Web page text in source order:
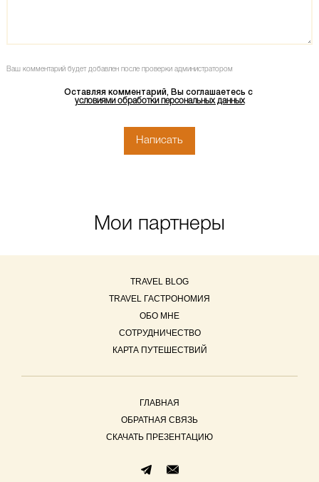
Ваш комментарий будет добавлен после проверки администратором
Оставляя комментарий, Вы соглашаетесь с
условиями обработки персональных данных
Мои партнеры
TRAVEL BLOG
TRAVEL ГАСТРОНОМИЯ
ОБО МНЕ
СОТРУДНИЧЕСТВО
КАРТА ПУТЕШЕСТВИЙ
ГЛАВНАЯ
ОБРАТНАЯ СВЯЗЬ
СКАЧАТЬ ПРЕЗЕНТАЦИЮ